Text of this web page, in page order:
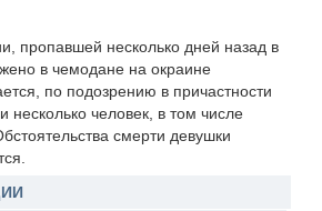
пропавшей несколько дней назад в
в чемодане на окраине
по подозрению в причастности
несколько человек, в том числе
смерти девушки